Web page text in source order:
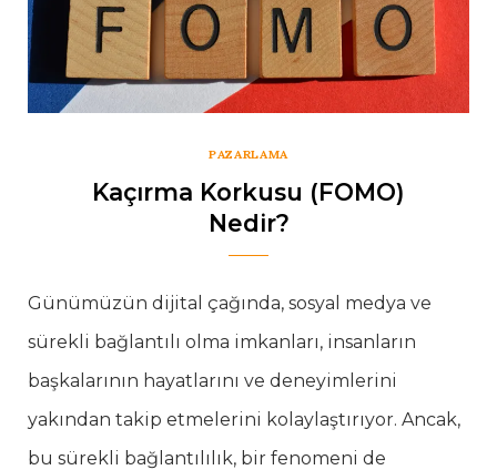
PAZARLAMA
Kaçırma Korkusu (FOMO)
Nedir?
Günümüzün dijital çağında, sosyal medya ve
sürekli bağlantılı olma imkanları, insanların
başkalarının hayatlarını ve deneyimlerini
yakından takip etmelerini kolaylaştırıyor. Ancak,
bu sürekli bağlantılılık, bir fenomeni de